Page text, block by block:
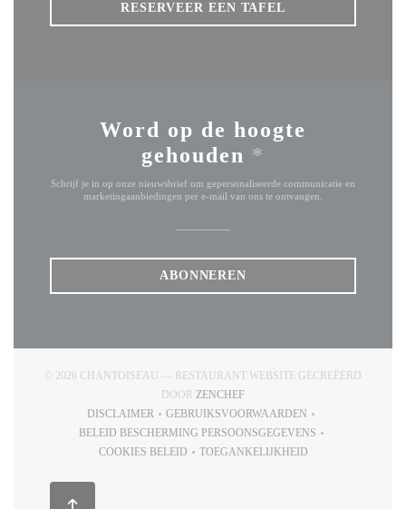
RESERVEER EEN TAFEL
Word op de hoogte
gehouden *
Schrijf je in op onze nieuwsbrief om gepersonaliseerde communicatie en
marketingaanbiedingen per e-mail van ons te ontvangen.
ABONNEREN
© 2026 CHANTOISEAU — RESTAURANT WEBSITE GECREËERD
DOOR ZENCHEF
DISCLAIMER
GEBRUIKSVOORWAARDEN
BELEID BESCHERMING PERSOONSGEGEVENS
COOKIES BELEID
TOEGANKELIJKHEID